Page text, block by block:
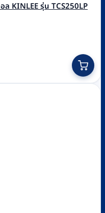
KINLEE รุ่น TCS250LP